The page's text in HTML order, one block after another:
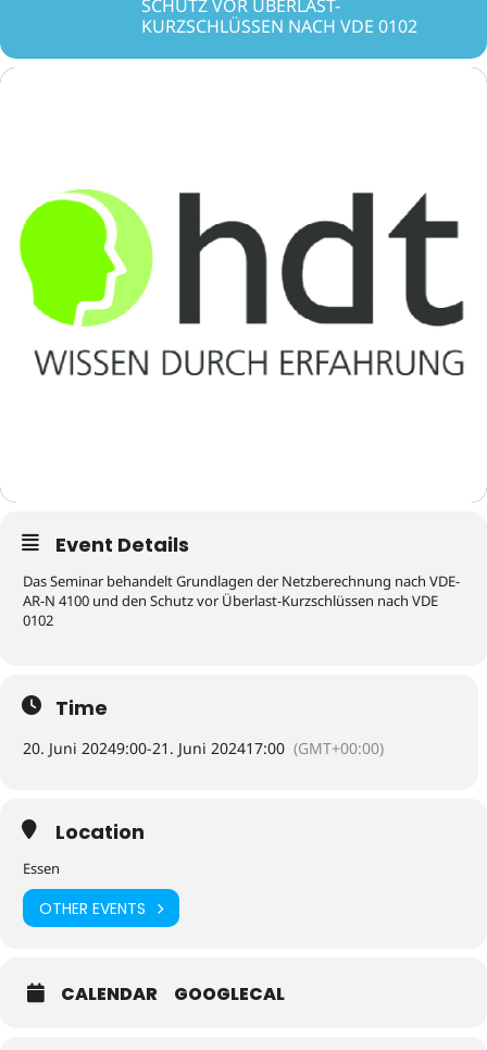
SCHUTZ VOR ÜBERLAST-
KURZSCHLÜSSEN NACH VDE 0102
Event Details
Das Seminar behandelt Grundlagen der Netzberechnung nach VDE-
AR-N 4100 und den Schutz vor Überlast-Kurzschlüssen nach VDE
0102
Time
20. Juni 20249:00-21. Juni 202417:00 (GMT+00:00)
Location
Essen
OTHER EVENTS
CALENDAR GOOGLECAL